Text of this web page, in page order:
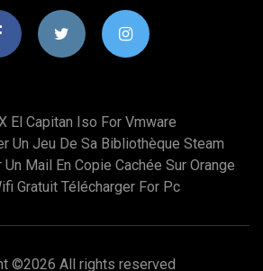
El Capitan Iso For Vmware
Un Jeu De Sa Bibliothèque Steam
Mail En Copie Cachée Sur Orange
Gratuit Télécharger For Pc
©2026 All rights reserved